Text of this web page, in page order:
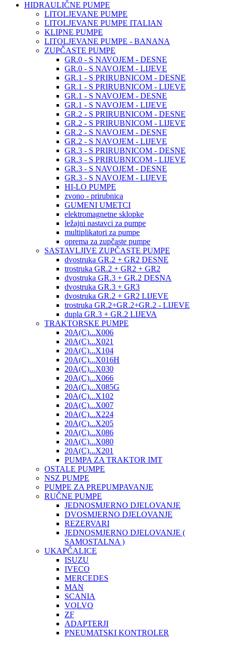
HIDRAULIČNE PUMPE
LITOLJEVANE PUMPE
LITOLJEVANE PUMPE ITALIAN
KLIPNE PUMPE
LITOLJEVANE PUMPE - BANANA
ZUPČASTE PUMPE
GR.0 - S NAVOJEM - DESNE
GR.0 - S NAVOJEM - LIJEVE
GR.1 - S PRIRUBNICOM - DESNE
GR.1 - S PRIRUBNICOM - LIJEVE
GR.1 - S NAVOJEM - DESNE
GR.1 - S NAVOJEM - LIJEVE
GR.2 - S PRIRUBNICOM - DESNE
GR.2 - S PRIRUBNICOM - LIJEVE
GR.2 - S NAVOJEM - DESNE
GR.2 - S NAVOJEM - LIJEVE
GR.3 - S PRIRUBNICOM - DESNE
GR.3 - S PRIRUBNICOM - LIJEVE
GR.3 - S NAVOJEM - DESNE
GR.3 - S NAVOJEM - LIJEVE
HI-LO PUMPE
zvono - prirubnica
GUMENI UMETCI
elektromagnetne sklopke
ležajni nastavci za pumpe
multiplikatori za pumpe
oprema za zupčaste pumpe
SASTAVLJIVE ZUPČASTE PUMPE
dvostruka GR.2 + GR2 DESNE
trostruka GR.2 + GR2 + GR2
dvostruka GR.3 + GR.2 DESNA
dvostruka GR.3 + GR3
dvostruka GR.2 + GR2 LIJEVE
trostruka GR.2+GR.2+GR.2 - LIJEVE
dupla GR.3 + GR.2 LIJEVA
TRAKTORSKE PUMPE
20A(C)...X006
20A(C)...X021
20A(C)...X104
20A(C)...X016H
20A(C)...X030
20A(C)...X066
20A(C)...X085G
20A(C)...X102
20A(C)...X007
20A(C)...X224
20A(C)...X205
20A(C)...X086
20A(C)...X080
20A(C)...X201
PUMPA ZA TRAKTOR IMT
OSTALE PUMPE
NSZ PUMPE
PUMPE ZA PREPUMPAVANJE
RUČNE PUMPE
JEDNOSMJERNO DJELOVANJE
DVOSMJERNO DJELOVANJE
REZERVARI
JEDNOSMJERNO DJELOVANJE (
SAMOSTALNA )
UKAPČALICE
ISUZU
IVECO
MERCEDES
MAN
SCANIA
VOLVO
ZF
ADAPTERJI
PNEUMATSKI KONTROLER